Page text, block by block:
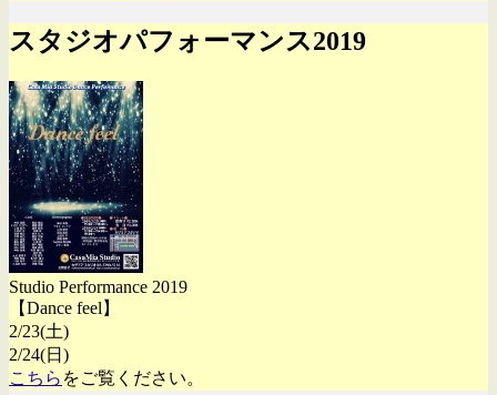
スタジオパフォーマンス2019
Studio Performance 2019
【Dance feel】
2/23(土)
2/24(日)
こちら をご覧ください。